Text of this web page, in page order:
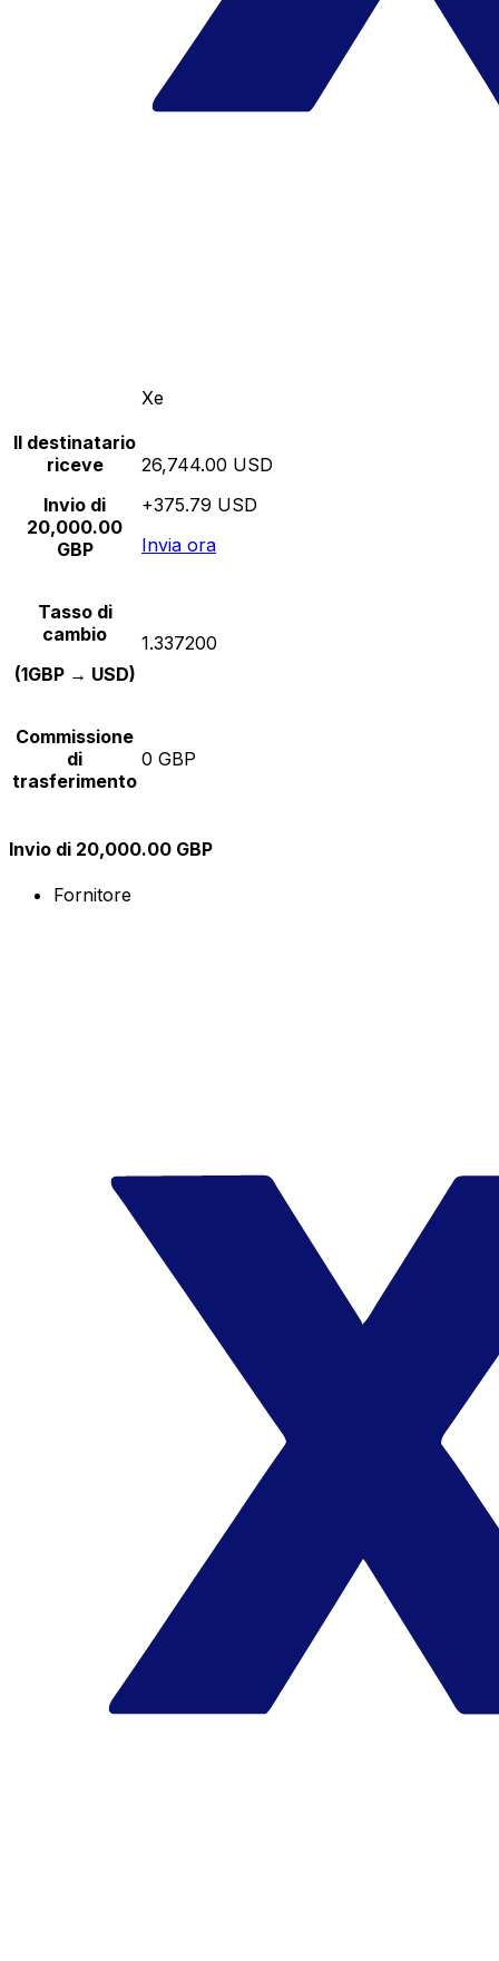
Xe
Il destinatario
riceve
Invio di
20,000.00
GBP
26,744.00 USD
+375.79 USD
Invia ora
Tasso di
cambio
(1GBP → USD)
1.337200
Commissione
di
trasferimento
0 GBP
Invio di 20,000.00 GBP
Fornitore